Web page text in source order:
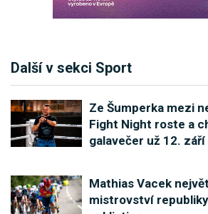
Další v sekci Sport
Ze Šumperka mezi
Fight Night roste a
galavečer už 12. září
Mathias Vacek
mistrovství